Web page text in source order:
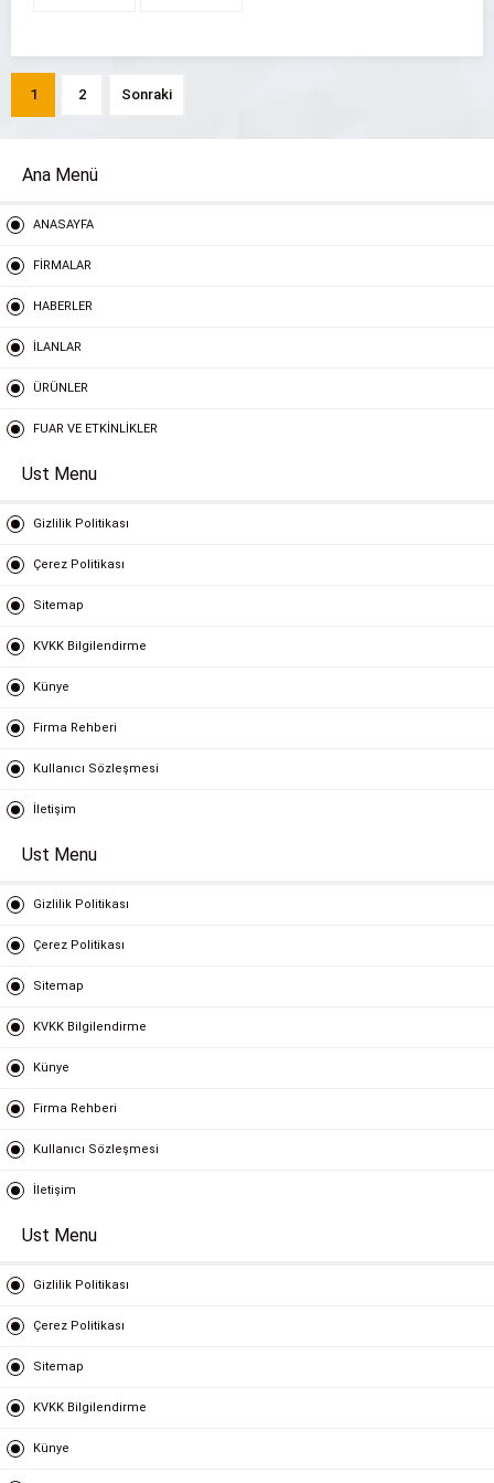
1 2 Sonraki
Ana Menü
ANASAYFA
FİRMALAR
HABERLER
İLANLAR
ÜRÜNLER
FUAR VE ETKİNLİKLER
Ust Menu
Gizlilik Politikası
Çerez Politikası
Sitemap
KVKK Bilgilendirme
Künye
Firma Rehberi
Kullanıcı Sözleşmesi
İletişim
Ust Menu
Gizlilik Politikası
Çerez Politikası
Sitemap
KVKK Bilgilendirme
Künye
Firma Rehberi
Kullanıcı Sözleşmesi
İletişim
Ust Menu
Gizlilik Politikası
Çerez Politikası
Sitemap
KVKK Bilgilendirme
Künye